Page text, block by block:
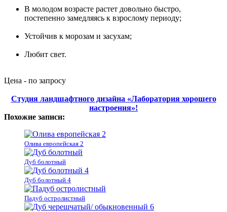
В молодом возрасте растет довольно быстро,
постепенно замедляясь к взрослому периоду;
Устойчив к морозам и засухам;
Любит свет.
Цена - по запросу
Студия ландшафтного дизайна «Лаборатория хорошего
настроения»!
Похожие записи:
Олива европейская 2
Дуб болотный
Дуб болотный 4
Падуб остролистный